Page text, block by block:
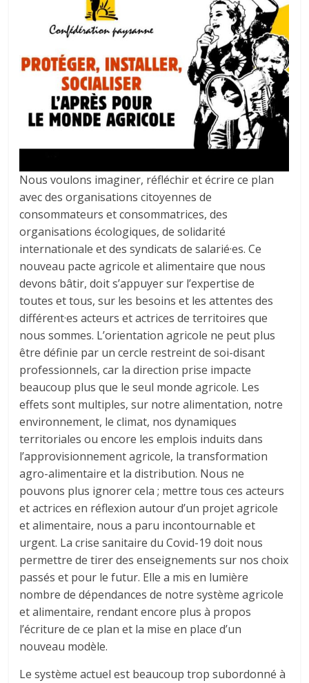
Nous voulons imaginer, réfléchir et écrire ce plan
avec des organisations citoyennes de
consommateurs et consommatrices, des
organisations écologiques, de solidarité
internationale et des syndicats de salarié·es. Ce
nouveau pacte agricole et alimentaire que nous
devons bâtir, doit s’appuyer sur l’expertise de
toutes et tous, sur les besoins et les attentes des
différent·es acteurs et actrices de territoires que
nous sommes. L’orientation agricole ne peut plus
être définie par un cercle restreint de soi-disant
professionnels, car la direction prise impacte
beaucoup plus que le seul monde agricole. Les
effets sont multiples, sur notre alimentation, notre
environnement, le climat, nos dynamiques
territoriales ou encore les emplois induits dans
l’approvisionnement agricole, la transformation
agro-alimentaire et la distribution. Nous ne
pouvons plus ignorer cela ; mettre tous ces acteurs
et actrices en réflexion autour d’un projet agricole
et alimentaire, nous a paru incontournable et
urgent. La crise sanitaire du Covid-19 doit nous
permettre de tirer des enseignements sur nos choix
passés et pour le futur. Elle a mis en lumière
nombre de dépendances de notre système agricole
et alimentaire, rendant encore plus à propos
l’écriture de ce plan et la mise en place d’un
nouveau modèle.
Le système actuel est beaucoup trop subordonné à